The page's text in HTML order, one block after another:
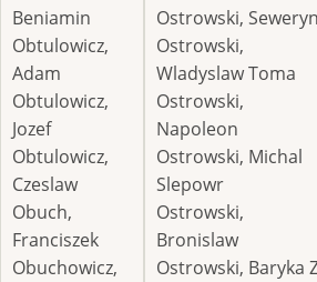
Beniamin
Obtulowicz,
Adam
Obtulowicz,
Jozef
Obtulowicz,
Czeslaw
Obuch,
Franciszek
Obuchowicz,
Ostrowski,
Ostrowski,
Wladyslaw Toma
Ostrowski,
Napoleon
Ostrowski, Michal
Slepowr
Ostrowski,
Bronislaw
Ostrowski, Baryka